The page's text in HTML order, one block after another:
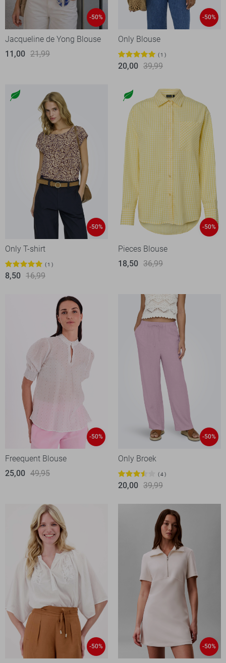
-50%
Jacqueline de Yong Blouse
11,00 21,99
-50%
Only Blouse
1
20,00 39,99
-50%
Only T-shirt
1
8,50 16,99
-50%
Pieces Blouse
18,50 36,99
-50%
Freequent Blouse
25,00 49,95
-50%
Only Broek
4
20,00 39,99
-50% -50%